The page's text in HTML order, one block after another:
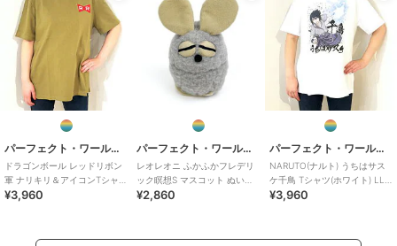
パーフェクト・ワールド・トーキョー
ドラゴンボール レッドリボン
軍 ナリキリ＆アイコンTシャツ
(カーキ) Lサイズ アパレル
¥3,960
パーフェクト・ワールド・トーキョー
レオレオニ ふかふかフレデリ
ック瞑想S マスコット ぬいぐ
るみ
¥2,860
パーフェクト・ワールド・トーキョー
NARUTO(ナルト) うちはサス
ケ千鳥 Tシャツ(ホワイト) LL
サイズ アパレル ジャンプ
¥3,960